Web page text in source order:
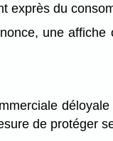
exprès du
une
de protéger